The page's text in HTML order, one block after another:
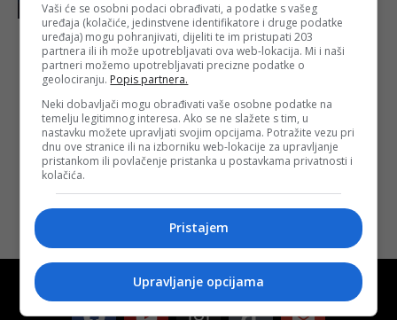
Orban:
Provode se
ozbiljne
pripreme za rat
Objavljeno:20. 01.
2026.
Opširnije
Vaši će se osobni podaci obrađivati, a podatke s vašeg
uređaja (kolačiće, jedinstvene identifikatore i druge podatke
uređaja) mogu pohranjivati, dijeliti te im pristupati 203
partnera ili ih može upotrebljavati ova web-lokacija. Mi i naši
partneri možemo upotrebljavati precizne podatke o
geolociranju. Popis partnera.
Neki dobavljači mogu obrađivati vaše osobne podatke na
temelju legitimnog interesa. Ako se ne slažete s tim, u
nastavku možete upravljati svojim opcijama. Potražite vezu pri
dnu ove stranice ili na izborniku web-lokacije za upravljanje
pristankom ili povlačenje pristanka u postavkama privatnosti i
kolačića.
Pristajem
Upravljanje opcijama